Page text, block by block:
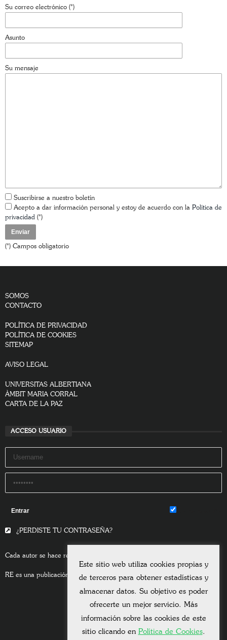
CONTACTO
Su mensaje
Suscribirse a nuestro boletín
privacidad(*)
(*) Campos obligatorio
CONTACTO
AVISO LEGAL
UNIVERSITAS ALBERTIANA
ACCESO USUARIO
Este sitio web utiliza cookies propias y
de terceros para obtener estadísticas y
almacenar datos. Su objetivo es poder
ofrecerte un mejor servicio. Más
información sobre las cookies de este
sitio clicando en Política de Cookies.